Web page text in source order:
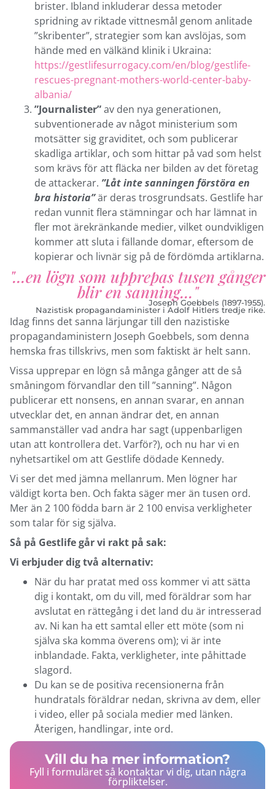
brister. Ibland inkluderar dessa metoder
spridning av riktade vittnesmål genom anlitade
”skribenter”, strategier som kan avslöjas, som
hände med en välkänd klinik i Ukraina:
https://gestlifesurrogacy.com/en/blog/gestlife-
rescues-pregnant-mothers-world-center-baby-
albania/
”Journalister”av den nya generationen,
subventionerade av något ministerium som
motsätter sig graviditet, och som publicerar
skadliga artiklar, och som hittar på vad som helst
som krävs för att fläcka ner bilden av det företag
de attackerar. ”Låt inte sanningen förstöra en
bra historia”är deras trosgrundsats. Gestlife har
redan vunnit flera stämningar och har lämnat in
fler mot ärekränkande medier, vilket oundvikligen
kommer att sluta i fällande domar, eftersom de
kopierar och livnär sig på de fördömda artiklarna.
"...en lögn som upprepas tusen gånger
blir en sanning..."
Joseph Goebbels (1897-1955).
Nazistisk propagandaminister i Adolf Hitlers tredje rike.
Idag finns det sanna lärjungar till den nazistiske
propagandaministern Joseph Goebbels, som denna
hemska fras tillskrivs, men som faktiskt är helt sann.
Vissa upprepar en lögn så många gånger att de så
småningom förvandlar den till ”sanning”. Någon
publicerar ett nonsens, en annan svarar, en annan
utvecklar det, en annan ändrar det, en annan
sammanställer vad andra har sagt (uppenbarligen
utan att kontrollera det. Varför?), och nu har vi en
nyhetsartikel om att Gestlife dödade Kennedy.
Vi ser det med jämna mellanrum. Men lögner har
väldigt korta ben. Och fakta säger mer än tusen ord.
Mer än 2 100 födda barn är 2 100 envisa verkligheter
som talar för sig själva.
Så på Gestlife går vi rakt på sak:
Vi erbjuder dig två alternativ:
När du har pratat med oss kommer vi att sätta
dig i kontakt, om du vill, med föräldrar som har
avslutat en rättegång i det land du är intresserad
av. Ni kan ha ett samtal eller ett möte (som ni
själva ska komma överens om); vi är inte
inblandade. Fakta, verkligheter, inte påhittade
slagord.
Du kan se de positiva recensionerna från
hundratals föräldrar nedan, skrivna av dem, eller
i video, eller på sociala medier med länken.
Återigen, handlingar, inte ord.
Vill du ha mer information?
Fyll i formuläret så kontaktar vi dig, utan några
förpliktelser.